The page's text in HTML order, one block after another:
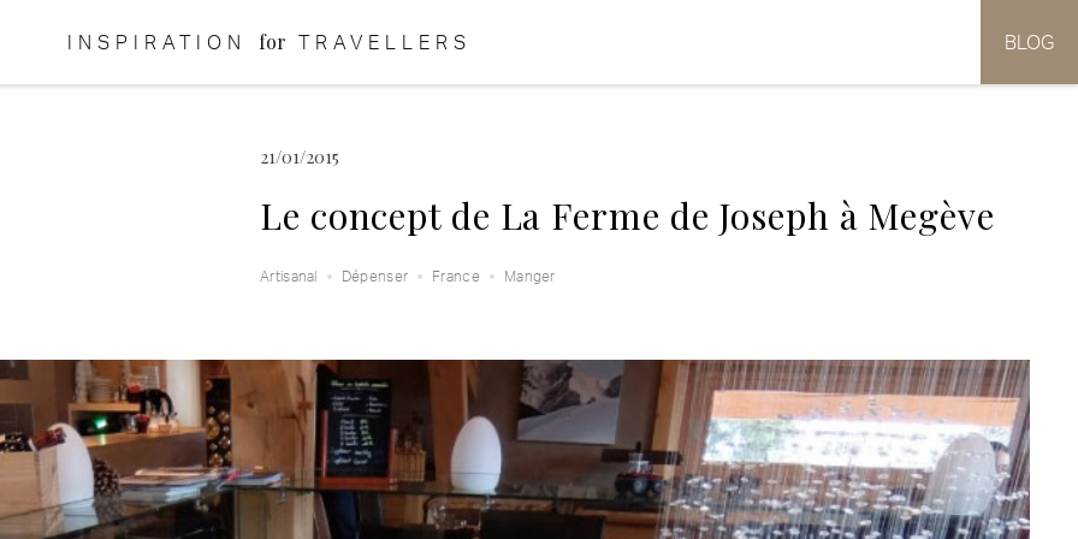
INSPIRATION for TRAVELLERS BLOG
21/01/2015
Le concept de La Ferme de Joseph à Megève
Artisanal Dépenser France Manger